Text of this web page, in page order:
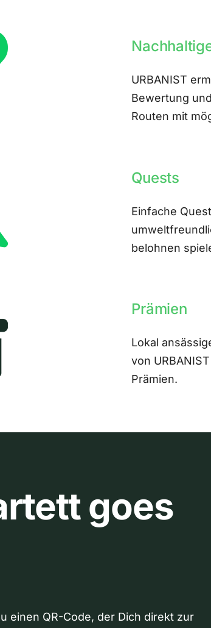
URBANIST
Bewertung
Routen mit
Quests
Einfache
belohnen
Prämien
Lokal
von
Prämien.
goes
einen QR-Code, der Dich direkt zur